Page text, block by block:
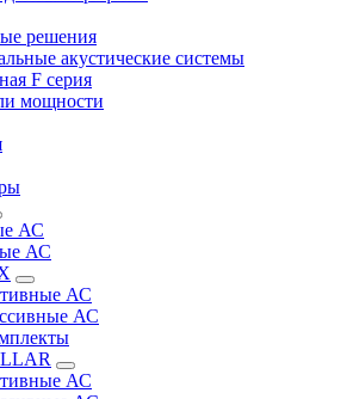
решения
акустические системы
F серия
мощности
АС
АС
АС
АС
АС